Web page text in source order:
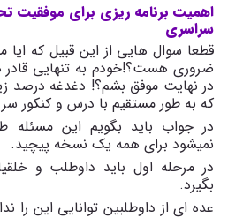
اهمیت برنامه ریزی برای موفقیت
سراسری
قطعا سوال هایی از این قبیل که
ضروری هست؟!خودم به تنهایی قادر
در نهایت موفق بشم؟! دغدغه درصد
که به طور مستقیم با درس و کنکور سر
در جواب باید بگویم این مسئله
نمیشود برای همه یک نسخه پیچید.
در مرحله اول باید داوطلب و
بگیرد.
عده ای از داوطلبین توانایی این را